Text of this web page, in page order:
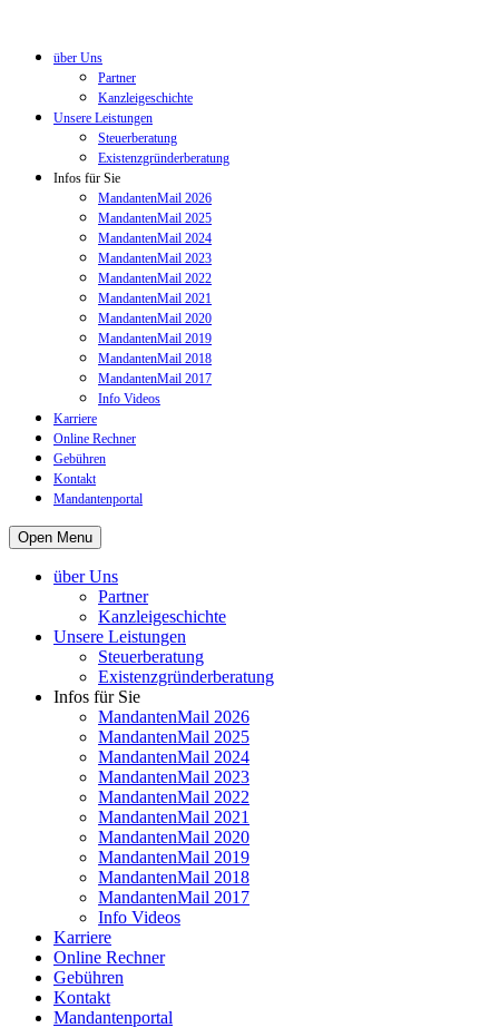
über Uns
Partner
Kanzleigeschichte
Unsere Leistungen
Steuerberatung
Existenzgründerberatung
Infos für Sie
MandantenMail 2026
MandantenMail 2025
MandantenMail 2024
MandantenMail 2023
MandantenMail 2022
MandantenMail 2021
MandantenMail 2020
MandantenMail 2019
MandantenMail 2018
MandantenMail 2017
Info Videos
Karriere
Online Rechner
Gebühren
Kontakt
Mandantenportal
Open Menu
über Uns
Partner
Kanzleigeschichte
Unsere Leistungen
Steuerberatung
Existenzgründerberatung
Infos für Sie
MandantenMail 2026
MandantenMail 2025
MandantenMail 2024
MandantenMail 2023
MandantenMail 2022
MandantenMail 2021
MandantenMail 2020
MandantenMail 2019
MandantenMail 2018
MandantenMail 2017
Info Videos
Karriere
Online Rechner
Gebühren
Kontakt
Mandantenportal